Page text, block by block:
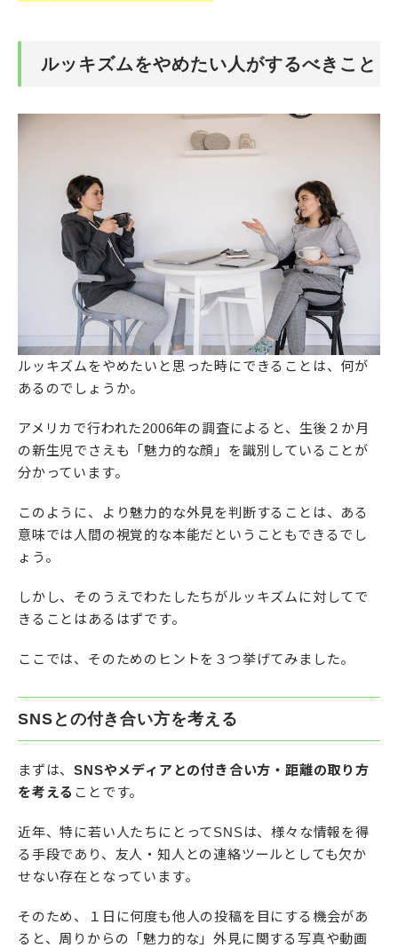
ルッキズムをやめたい人がするべきこと
ルッキズムをやめたいと思った時にできることは、何が
あるのでしょうか。
アメリカで行われた2006年の調査によると、生後２か月
の新生児でさえも「魅力的な顔」を識別していることが
分かっています。
このように、より魅力的な外見を判断することは、ある
意味では人間の視覚的な本能だということもできるでし
ょう。
しかし、そのうえでわたしたちがルッキズムに対してで
きることはあるはずです。
ここでは、そのためのヒントを３つ挙げてみました。
SNSとの付き合い方を考える
まずは、SNSやメディアとの付き合い方・距離の取り方
を考える ことです。
近年、特に若い人たちにとってSNSは、様々な情報を得
る手段であり、友人・知人との連絡ツールとしても欠か
せない存在となっています。
そのため、１日に何度も他人の投稿を目にする機会があ
ると、周りからの「魅力的な」外見に関する写真や動画